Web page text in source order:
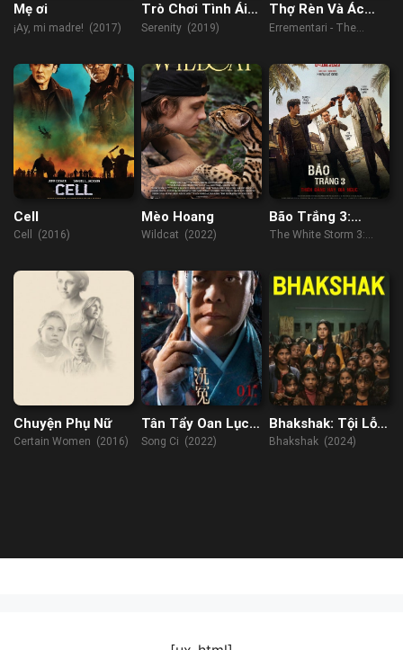
Mẹ ơi
¡Ay, mi madre! (2017)
Trò Chơi Tình Ái
2019
Serenity (2019)
Thợ Rèn Và Ác
Quỷ
Errementari - The
Devil (2018)
Cell
Cell (2016)
Mèo Hoang
Wildcat (2022)
Bão Trắng 3:
Thiên Đàng Hay
The White Storm 3:
Chuyện Phụ Nữ
Certain Women (2016)
Tân Tẩy Oan Lục:
Tống Từ
Song Ci (2022)
Bhakshak: Tội Lỗi
Làm Ngơ
Bhakshak (2024)